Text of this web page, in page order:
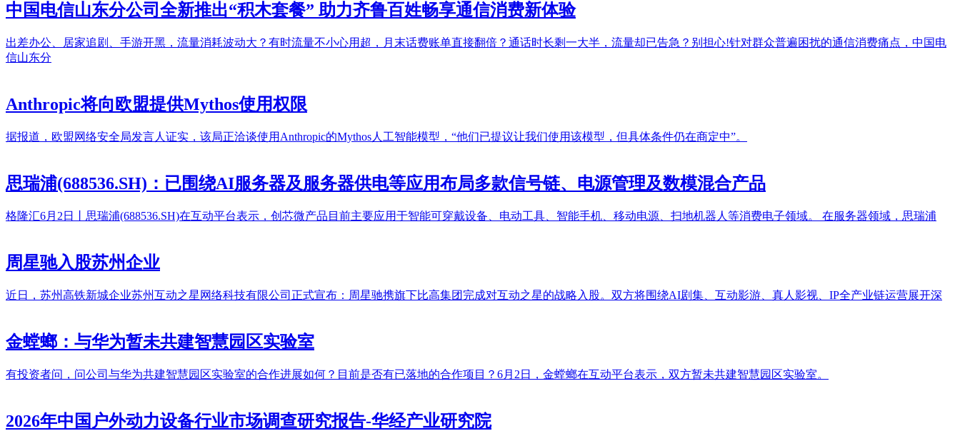
中国电信山东分公司全新推出“积木套餐” 助力齐鲁百姓畅享通信消费新体验
出差办公、居家追剧、手游开黑，流量消耗波动大？有时流量不小心用超，月末话费账单直接翻倍？通话时长剩一大半，流量却已告急？别担心!针对群众普遍困扰的通信消费痛点，中国电
信山东分
Anthropic将向欧盟提供Mythos使用权限
据报道，欧盟网络安全局发言人证实，该局正洽谈使用Anthropic的Mythos人工智能模型，“他们已提议让我们使用该模型，但具体条件仍在商定中”。
思瑞浦(688536.SH)：已围绕AI服务器及服务器供电等应用布局多款信号链、电源管理及数模混合产品
格隆汇6月2日丨思瑞浦(688536.SH)在互动平台表示，创芯微产品目前主要应用于智能可穿戴设备、电动工具、智能手机、移动电源、扫地机器人等消费电子领域。 在服务器领域，思瑞浦
周星驰入股苏州企业
近日，苏州高铁新城企业苏州互动之星网络科技有限公司正式宣布：周星驰携旗下比高集团完成对互动之星的战略入股。双方将围绕AI剧集、互动影游、真人影视、IP全产业链运营展开深
金螳螂：与华为暂未共建智慧园区实验室
有投资者问，问公司与华为共建智慧园区实验室的合作进展如何？目前是否有已落地的合作项目？6月2日，金螳螂在互动平台表示，双方暂未共建智慧园区实验室。
2026年中国户外动力设备行业市场调查研究报告-华经产业研究院